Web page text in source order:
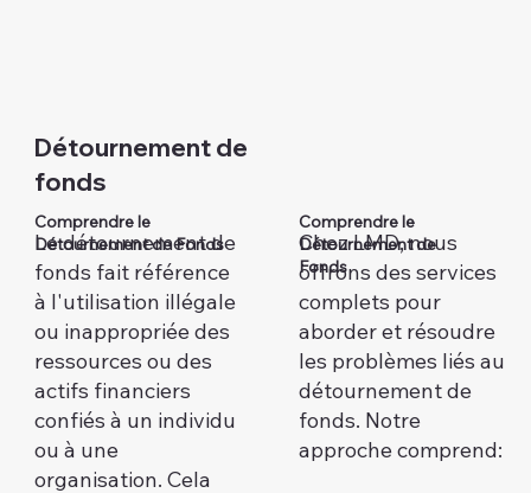
Comprendre le
Détournement de Fonds
Le détournement de
fonds fait référence
à l'utilisation illégale
ou inappropriée des
ressources ou des
actifs financiers
confiés à un individu
ou à une
organisation. Cela
Comprendre le
Détournement de
Fonds
Chez LMD, nous
offrons des services
complets pour
aborder et résoudre
les problèmes liés au
détournement de
fonds. Notre
approche comprend:
Détournement de
fonds